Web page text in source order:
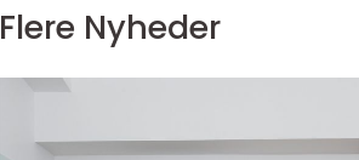
Flere Nyheder